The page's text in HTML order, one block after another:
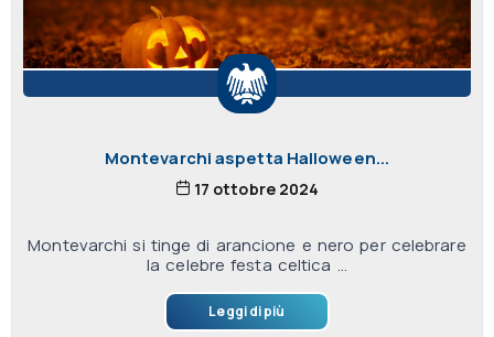
Montevarchi aspetta Halloween...
17 ottobre 2024
Montevarchi si tinge di arancione e nero per celebrare
la celebre festa celtica ...
Leggi di più